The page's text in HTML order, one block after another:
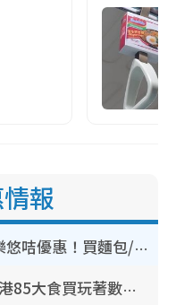
報
長者優惠｜OK便利店推樂悠咭優惠！買麵包/牛奶/保健品拍卡即減
【8月生日優惠2026】全港85大食買玩著數攻略 自助餐/火鍋放題同行免費＋誠品/DONKI送現金券